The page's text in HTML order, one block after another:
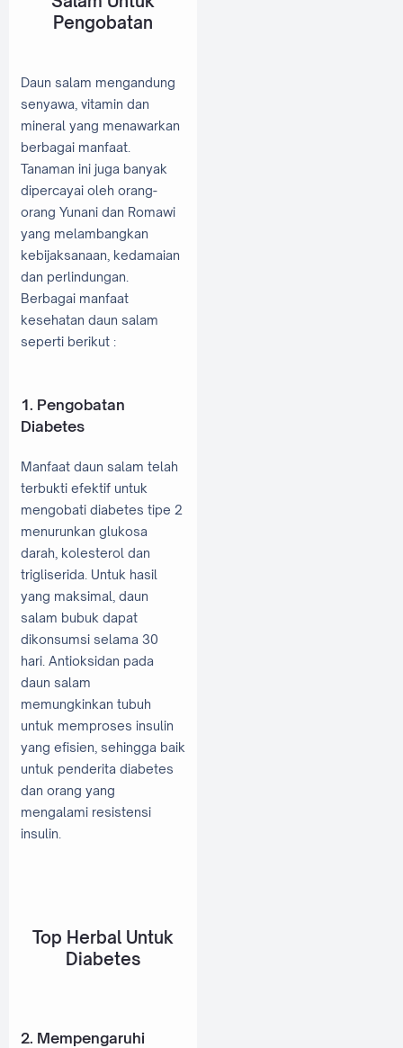
Pengobatan
Daun salam mengandung
senyawa, vitamin dan
mineral yang menawarkan
berbagai manfaat.
Tanaman ini juga banyak
dipercayai oleh orang-
orang Yunani dan Romawi
yang melambangkan
kebijaksanaan, kedamaian
dan perlindungan.
Berbagai manfaat
kesehatan daun salam
seperti berikut :
1. Pengobatan
Diabetes
Manfaat daun salam telah
terbukti efektif untuk
mengobati diabetes tipe 2
menurunkan glukosa
darah, kolesterol dan
trigliserida. Untuk hasil
yang maksimal, daun
salam bubuk dapat
dikonsumsi selama 30
hari. Antioksidan pada
daun salam
memungkinkan tubuh
untuk memproses insulin
yang efisien, sehingga baik
untuk penderita diabetes
dan orang yang
mengalami resistensi
insulin.
Top Herbal Untuk
Diabetes
2. Mempengaruhi